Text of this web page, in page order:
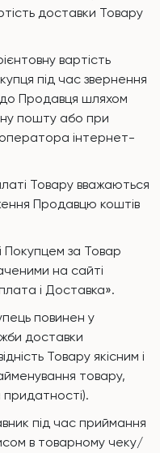
доставки Товару
вартість
під час звернення
до Продавця шляхом
пошту або при
інтернет-
Товару вважаються
Продавцю коштів
Покупцем за Товар
на сайті
і Доставка».
повинен у
доставки
Товару якісним і
товару,
придатності).
під час приймання
в товарному чеку/